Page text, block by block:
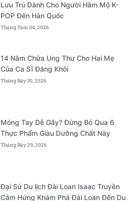
Lưu Trú Dành Cho Người Hâm Mộ K-
POP Đến Hàn Quốc
Tháng Tám 04, 2026
14 Năm Chữa Ung Thư Cho Hai Mẹ
Của Ca Sĩ Đăng Khôi
Tháng Bảy 30, 2026
Móng Tay Dễ Gãy? Đừng Bỏ Qua 6
Thực Phẩm Giàu Dưỡng Chất Này
Tháng Bảy 29, 2026
Đại Sứ Du lịch Đài Loan Isaac Truyền
Cảm Hứng Khám Phá Đài Loan Đến Du